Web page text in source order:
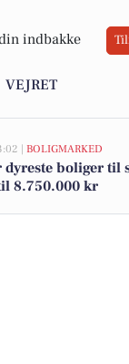
indbakke
VEJRET
| BOLIGMARKED
dyreste boliger til
8.750.000 kr